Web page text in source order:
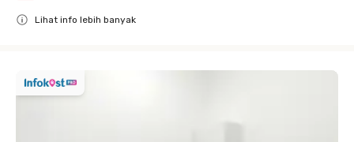
Lihat info lebih banyak